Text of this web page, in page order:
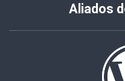
Aliados